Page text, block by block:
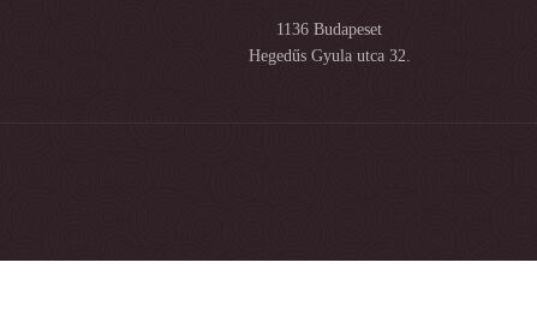
1136 Budapeset
Hegedűs Gyula utca 32.